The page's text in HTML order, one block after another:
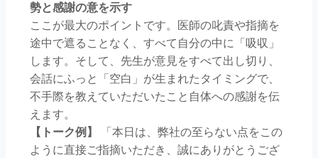
勢と感謝の意を示す
ここが最大のポイントです。医師の叱責や指摘を
途中で遮ることなく、すべて自分の中に「吸収」
します。そして、先生が意見をすべて出し切り、
会話にふっと「空白」が生まれたタイミングで、
不手際を教えていただいたこと自体への感謝を伝
えます。
【トーク例】
「本日は、弊社の至らない点をこの
ように直接ご指摘いただき、誠にありがとうござ